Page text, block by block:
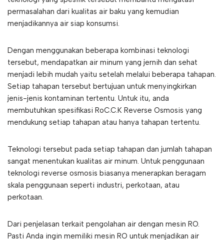
permasalahan dari kualitas air baku yang kemudian
menjadikannya air siap konsumsi.
Dengan menggunakan beberapa kombinasi teknologi
tersebut, mendapatkan air minum yang jernih dan sehat
menjadi lebih mudah yaitu setelah melalui beberapa tahapan.
Setiap tahapan tersebut bertujuan untuk menyingkirkan
jenis-jenis kontaminan tertentu. Untuk itu, anda
membutuhkan spesifikasi RoC.C.K Reverse Osmosis yang
mendukung setiap tahapan atau hanya tahapan tertentu.
Teknologi tersebut pada setiap tahapan dan jumlah tahapan
sangat menentukan kualitas air minum. Untuk penggunaan
teknologi reverse osmosis biasanya menerapkan beragam
skala penggunaan seperti industri, perkotaan, atau
perkotaan.
Dari penjelasan terkait pengolahan air dengan mesin RO.
Pasti Anda ingin memiliki mesin RO untuk menjadikan air